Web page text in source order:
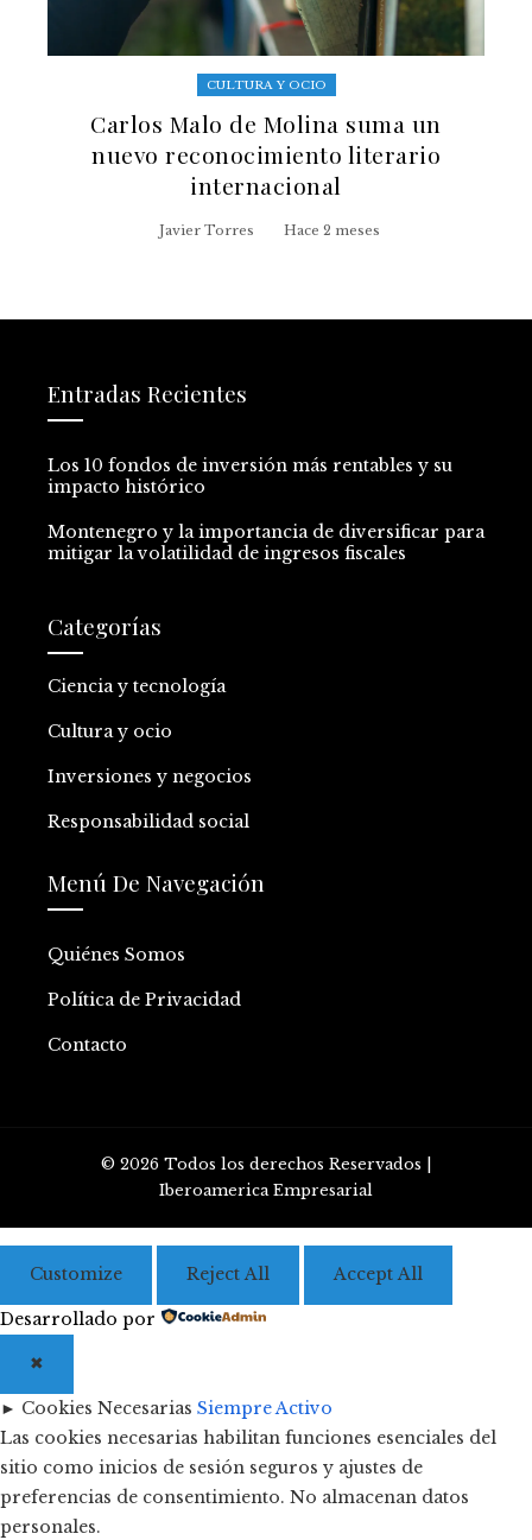
CULTURA Y OCIO
Carlos Malo de Molina suma un
nuevo reconocimiento literario
internacional
Javier Torres Hace 2 meses
Entradas Recientes
Los 10 fondos de inversión más rentables y su
impacto histórico
Montenegro y la importancia de diversificar para
mitigar la volatilidad de ingresos fiscales
Categorías
Ciencia y tecnología
Cultura y ocio
Inversiones y negocios
Responsabilidad social
Menú De Navegación
Quiénes Somos
Política de Privacidad
Contacto
© 2026 Todos los derechos Reservados |
Iberoamerica Empresarial
Customize Reject All Accept All
Desarrollado por
✖
► Cookies Necesarias Siempre Activo
Las cookies necesarias habilitan funciones esenciales del
sitio como inicios de sesión seguros y ajustes de
preferencias de consentimiento. No almacenan datos
personales.